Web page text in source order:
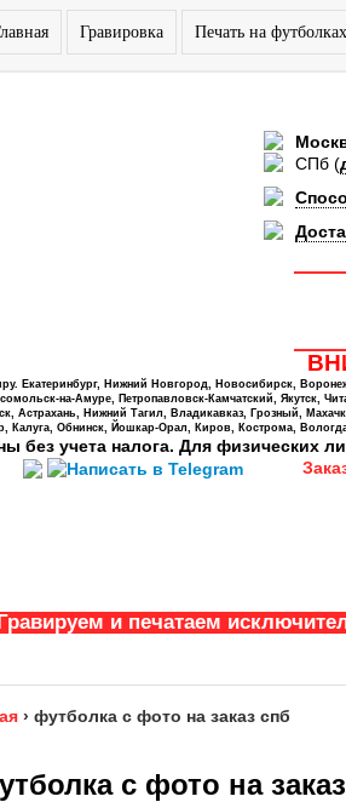
Гравировка Печать на футболках
СПб (
Екатеринбург, Нижний Новгород, Новосибирск,
на-Амуре, Петропавловск-Камчатский, Якутск,
Астрахань, Нижний Тагил, Владикавказ, Грозный,
Калуга, Обнинск, Йошкар-Орал, Киров, Кострома,
без учета налога. Для физических
и печатаем
› футболка с фото на заказ спб
с фото на